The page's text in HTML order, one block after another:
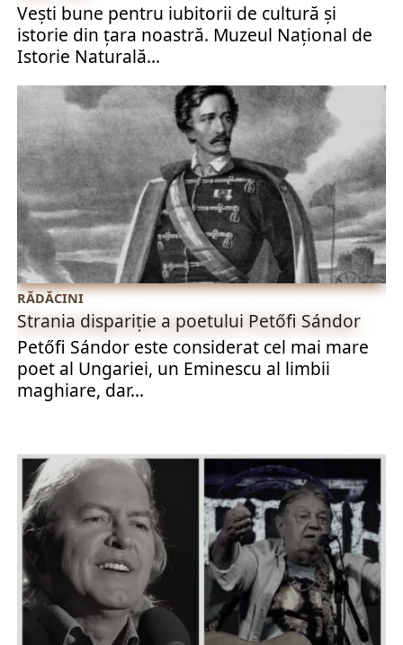
Vești bune pentru iubitorii de cultură și
istorie din țara noastră. Muzeul Național de
Istorie Naturală...
RĂDĂCINI
Strania dispariție a poetului Petőfi Sándor
Petőfi Sándor este considerat cel mai mare
poet al Ungariei, un Eminescu al limbii
maghiare, dar...